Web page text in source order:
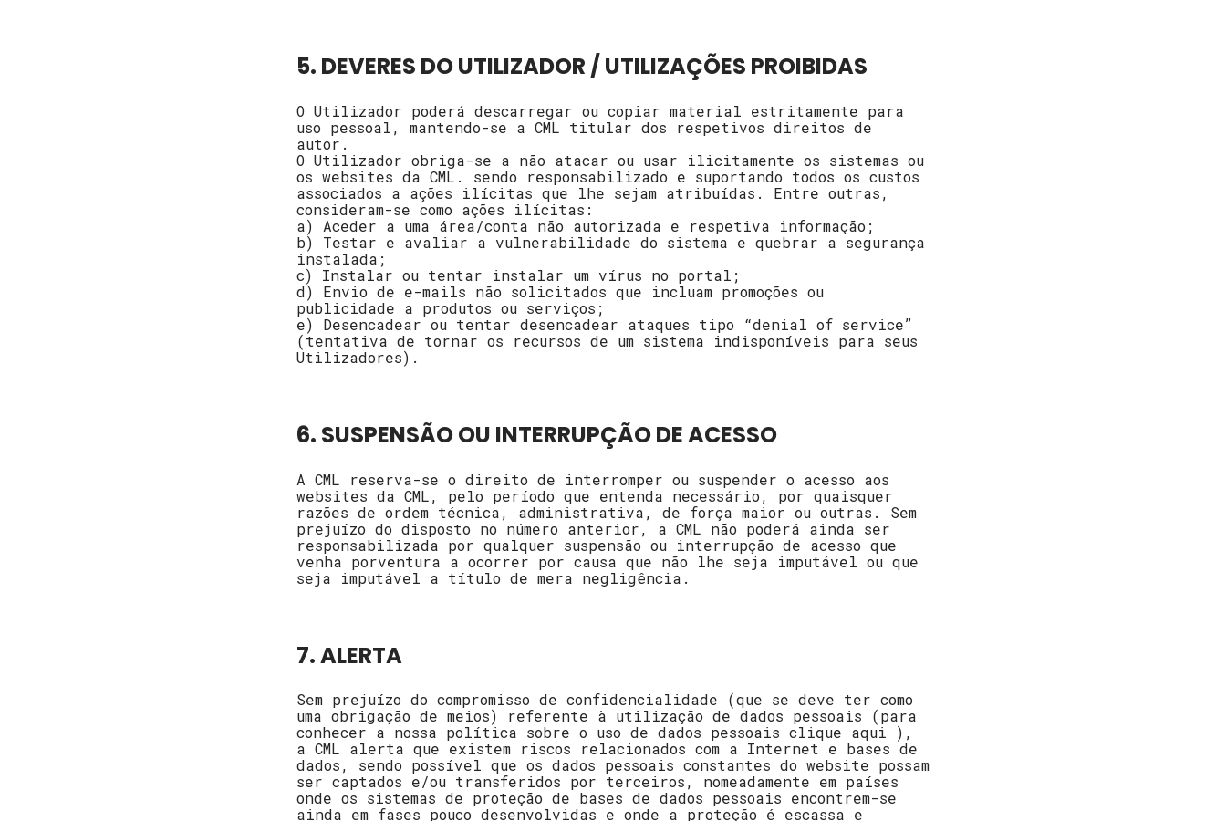
5. DEVERES DO UTILIZADOR / UTILIZAÇÕES PROIBIDAS
O Utilizador poderá descarregar ou copiar material estritamente para
uso pessoal, mantendo-se a CML titular dos respetivos direitos de
autor.
O Utilizador obriga-se a não atacar ou usar ilicitamente os sistemas ou
os websites da CML. sendo responsabilizado e suportando todos os custos
associados a ações ilícitas que lhe sejam atribuídas. Entre outras,
consideram-se como ações ilícitas:
a) Aceder a uma área/conta não autorizada e respetiva informação;
b) Testar e avaliar a vulnerabilidade do sistema e quebrar a segurança
instalada;
c) Instalar ou tentar instalar um vírus no portal;
d) Envio de e-mails não solicitados que incluam promoções ou
publicidade a produtos ou serviços;
e) Desencadear ou tentar desencadear ataques tipo “denial of service”
(tentativa de tornar os recursos de um sistema indisponíveis para seus
Utilizadores).
6. SUSPENSÃO OU INTERRUPÇÃO DE ACESSO
A CML reserva-se o direito de interromper ou suspender o acesso aos
websites da CML, pelo período que entenda necessário, por quaisquer
razões de ordem técnica, administrativa, de força maior ou outras. Sem
prejuízo do disposto no número anterior, a CML não poderá ainda ser
responsabilizada por qualquer suspensão ou interrupção de acesso que
venha porventura a ocorrer por causa que não lhe seja imputável ou que
seja imputável a título de mera negligência.
7. ALERTA
Sem prejuízo do compromisso de confidencialidade (que se deve ter como
uma obrigação de meios) referente à utilização de dados pessoais (para
conhecer a nossa política sobre o uso de dados pessoais clique aqui ),
a CML alerta que existem riscos relacionados com a Internet e bases de
dados, sendo possível que os dados pessoais constantes do website possam
ser captados e/ou transferidos por terceiros, nomeadamente em países
onde os sistemas de proteção de bases de dados pessoais encontrem-se
ainda em fases pouco desenvolvidas e onde a proteção é escassa e